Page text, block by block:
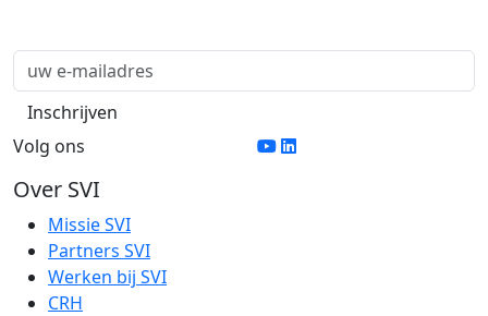
Volg ons
Over SVI
Missie SVI
Partners SVI
Werken bij SVI
CRH